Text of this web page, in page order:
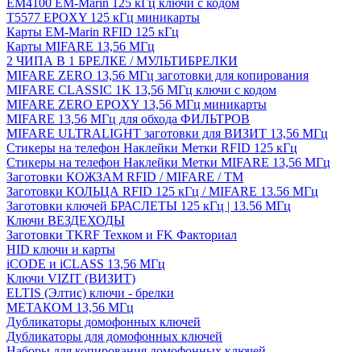
EM4100 EM-Marin 125 кГц ключи с кодом
T5577 EPOXY 125 кГц миникарты
Карты EM-Marin RFID 125 кГц
Карты MIFARE 13,56 МГц
2 ЧИПА В 1 БРЕЛКЕ / МУЛЬТИБРЕЛКИ
MIFARE ZERO 13,56 МГц заготовки для копирования
MIFARE CLASSIC 1K 13,56 МГц ключи с кодом
MIFARE ZERO EPOXY 13,56 МГц миникарты
MIFARE 13,56 МГц для обхода ФИЛЬТРОВ
MIFARE ULTRALIGHT заготовки для ВИЗИТ 13,56 МГц
Стикеры на телефон Наклейки Метки RFID 125 кГц
Стикеры на телефон Наклейки Метки MIFARE 13,56 МГц
Заготовки КОЖЗАМ RFID / MIFARE / TM
Заготовки КОЛЬЦА RFID 125 кГц / MIFARE 13.56 МГц
Заготовки ключей БРАСЛЕТЫ 125 кГц | 13.56 МГц
Ключи ВЕЗДЕХОДЫ
Заготовки TKRF Техком и FK Факториал
HID ключи и карты
iCODE и iCLASS 13,56 МГц
Ключи VIZIT (ВИЗИТ)
ELTIS (Элтис) ключи - брелки
МЕТАКОМ 13,56 МГц
Дубликаторы домофонных ключей
Дубликаторы для домофонных ключей